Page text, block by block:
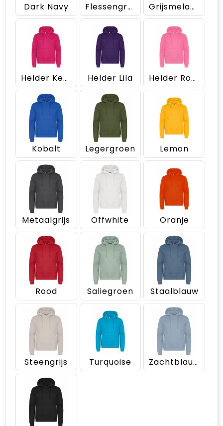
Dark Navy Flessengroen Grijsmelange
Helder Kersen Helder Lila Helder Roze
Kobalt Legergroen Lemon
Metaalgrijs Offwhite Oranje
Rood Saliegroen Staalblauw
Steengrijs Turquoise Zachtblauw